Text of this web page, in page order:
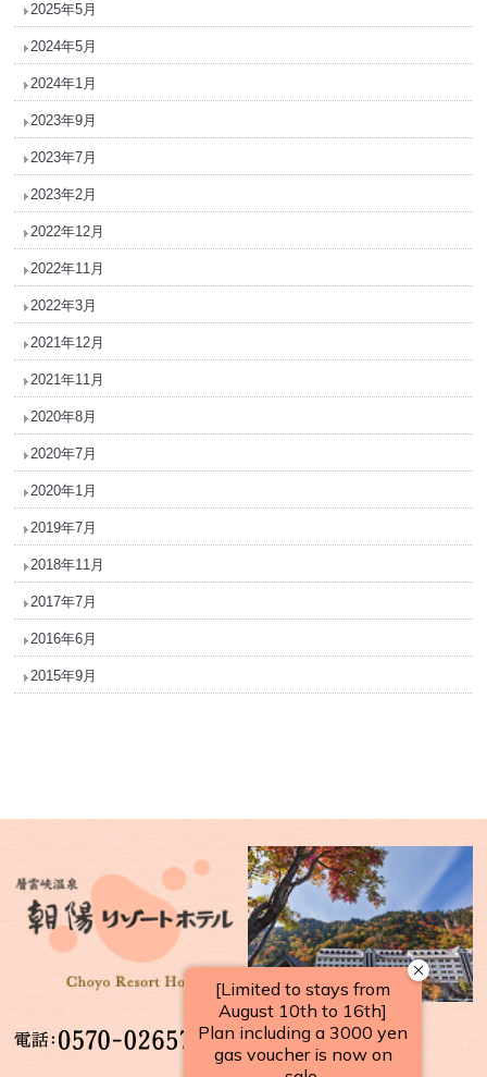
2025年5月
2024年5月
2024年1月
2023年9月
2023年7月
2023年2月
2022年12月
2022年11月
2022年3月
2021年12月
2021年11月
2020年8月
2020年7月
2020年1月
2019年7月
2018年11月
2017年7月
2016年6月
2015年9月
【受付時間】
10：00～17：00